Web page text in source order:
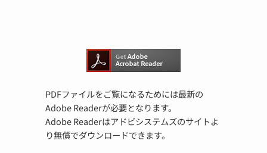
PDFファイルをご覧になるためには最新の
Adobe Readerが必要となります。
Adobe Readerはアドビシステムズのサイトよ
り無償でダウンロードできます。